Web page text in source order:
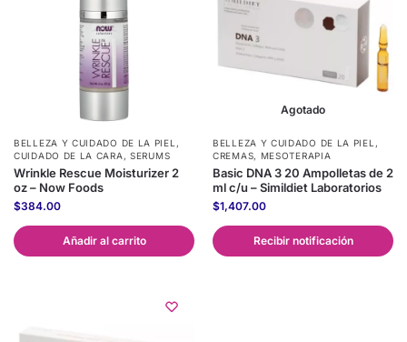
BELLEZA Y CUIDADO DE LA PIEL ,
CUIDADO DE LA CARA ,SERUMS
Wrinkle Rescue Moisturizer 2
oz – Now Foods
$384.00
Añadir al carrito
Agotado
BELLEZA Y CUIDADO DE LA PIEL ,
CREMAS, MESOTERAPIA
Basic DNA 3 20 Ampolletas de 2
ml c/u – Simildiet Laboratorios
$1,407.00
Recibir notificación